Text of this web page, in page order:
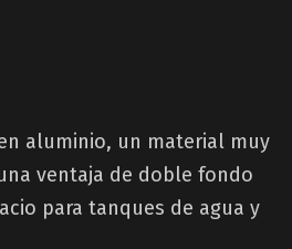
aluminio, un material muy
ventaja de doble fondo
para tanques de agua y